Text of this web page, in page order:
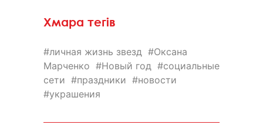
Хмара тегів
личная жизнь звезд
Оксана
Марченко
Новый год
социальные
сети
праздники
новости
украшения